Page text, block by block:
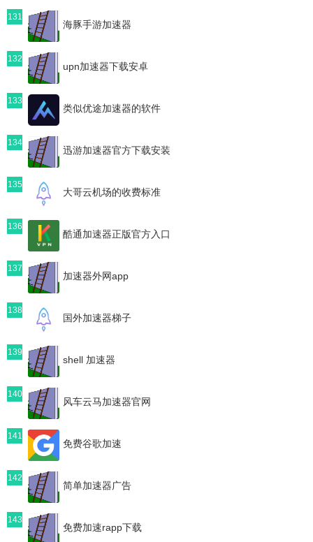
131
海豚手游加速器
132
upn加速器下载安卓
133
类似优途加速器的软件
134
迅游加速器官方下载安装
135
大哥云机场的收费标准
136
酷通加速器正版官方入口
137
加速器外网app
138
国外加速器梯子
139
shell 加速器
140
风车云马加速器官网
141
免费谷歌加速
142
简单加速器广告
143
免费加速rapp下载